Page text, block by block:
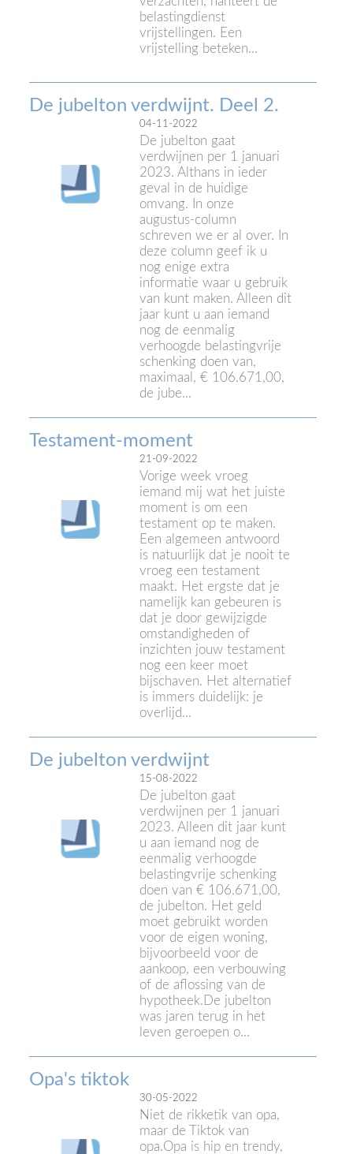
belastingdienst
vrijstellingen. Een
vrijstelling beteken...
De jubelton verdwijnt. Deel 2.
04-11-2022
De jubelton gaat
verdwijnen per 1 januari
2023. Althans in ieder
geval in de huidige
omvang. In onze
augustus-column
schreven we er al over. In
deze column geef ik u
nog enige extra
informatie waar u gebruik
van kunt maken. Alleen dit
jaar kunt u aan iemand
nog de eenmalig
verhoogde belastingvrije
schenking doen van,
maximaal, € 106.671,00,
de jube...
Testament-moment
21-09-2022
Vorige week vroeg
iemand mij wat het juiste
moment is om een
testament op te maken.
Een algemeen antwoord
is natuurlijk dat je nooit te
vroeg een testament
maakt. Het ergste dat je
namelijk kan gebeuren is
dat je door gewijzigde
omstandigheden of
inzichten jouw testament
nog een keer moet
bijschaven. Het alternatief
is immers duidelijk: je
overlijd...
De jubelton verdwijnt
15-08-2022
De jubelton gaat
verdwijnen per 1 januari
2023. Alleen dit jaar kunt
u aan iemand nog de
eenmalig verhoogde
belastingvrije schenking
doen van € 106.671,00,
de jubelton. Het geld
moet gebruikt worden
voor de eigen woning,
bijvoorbeeld voor de
aankoop, een verbouwing
of de aflossing van de
hypotheek.De jubelton
was jaren terug in het
leven geroepen o...
Opa's tiktok
30-05-2022
Niet de rikketik van opa,
maar de Tiktok van
opa.Opa is hip en trendy,